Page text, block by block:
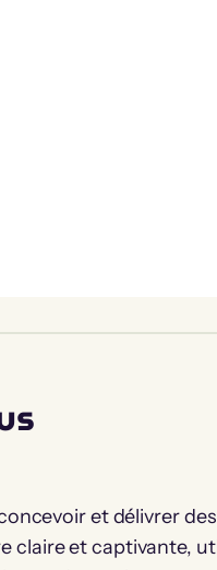
et délivrer
claire et captivante,